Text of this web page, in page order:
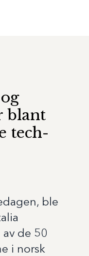
blant
tech-
ble
av de 50
i norsk